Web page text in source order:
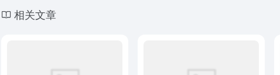
相关文章